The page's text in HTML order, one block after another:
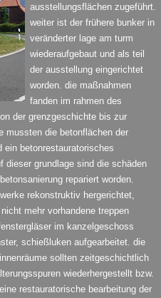
ausstellungsflächen zugeführt.
weiter ist der frühere bunker in
veränderter lage am turm
wiederaufgebaut und als teil
der ausstellung eingerichtet
worden. die maßnahmen
fanden im rahmen des
der grenzgeschichte bis zur
mussten die betonflächen der
betonrestauratorisches
dieser grundlage sind die schäden
repariert worden.
rekonstruktiv hergerichtet,
mehr vorhandene treppen
im kanzelgeschoss
schießluken aufgearbeitet. die
sollten zeitgeschichtlich
wiederhergestellt bzw.
restauratorische bearbeitung der